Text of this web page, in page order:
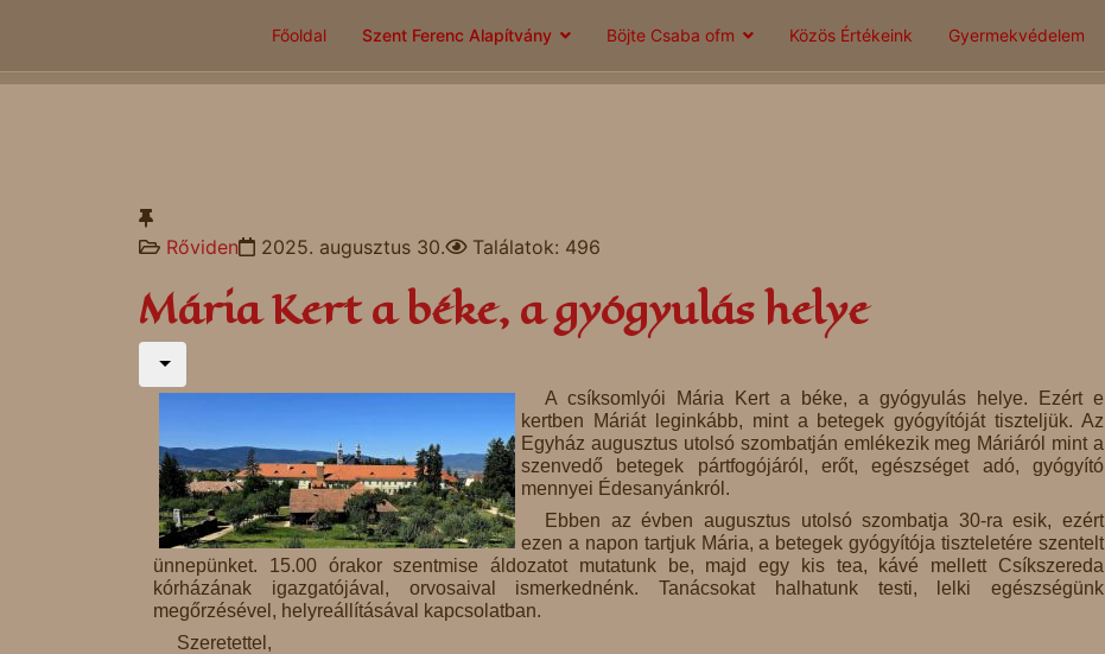
Főoldal Szent Ferenc Alapítvány Böjte Csaba ofm Közös Értékeink Gyermekvédelem
Rőviden 2025. augusztus 30. Találatok: 496
Mária Kert a béke, a gyógyulás helye
A csíksomlyói Mária Kert a béke, a gyógyulás helye. Ezért e
kertben Máriát leginkább, mint a betegek gyógyítóját tiszteljük. Az
Egyház augusztus utolsó szombatján emlékezik meg Máriáról mint a
szenvedő betegek pártfogójáról, erőt, egészséget adó, gyógyító
mennyei Édesanyánkról.
Ebben az évben augusztus utolsó szombatja 30-ra esik, ezért
ezen a napon tartjuk Mária, a betegek gyógyítója tiszteletére szentelt
ünnepünket. 15.00 órakor szentmise áldozatot mutatunk be, majd egy kis tea, kávé mellett Csíkszereda
kórházának igazgatójával, orvosaival ismerkednénk. Tanácsokat halhatunk testi, lelki egészségünk
megőrzésével, helyreállításával kapcsolatban.
Szeretettel,